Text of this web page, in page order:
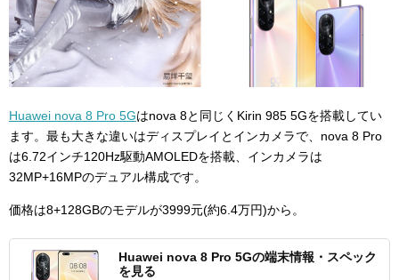
Huawei nova 8 Pro 5Gはnova 8と同じくKirin 985 5Gを搭載してい
ます。最も大きな違いはディスプレイとインカメラで、nova 8 Pro
は6.72インチ120Hz駆動AMOLEDを搭載、インカメラは
32MP+16MPのデュアル構成です。
価格は8+128GBのモデルが3999元(約6.4万円)から。
Huawei nova 8 Pro 5Gの端末情報・スペック
を見る